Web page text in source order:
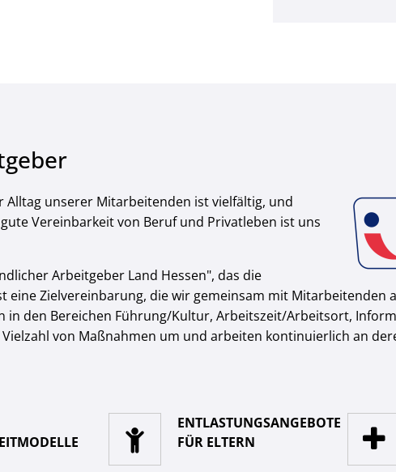
Alltag unserer Mitarbeitenden ist vielfältig, und
Vereinbarkeit von Beruf und Privatleben ist uns
Arbeitgeber Land Hessen", das die
Zielvereinbarung, die wir gemeinsam mit Mitarbeitenden
den Bereichen Führung/Kultur, Arbeitszeit/Arbeitsort,
von Maßnahmen um und arbeiten kontinuierlich an
ENTLASTUNGSANGEBOTE
FÜR ELTERN